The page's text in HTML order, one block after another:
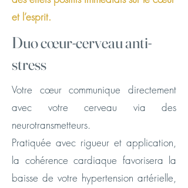
et l’esprit.
Duo cœur-cerveau anti-
stress
Votre cœur communique directement
avec votre cerveau via des
neurotransmetteurs.
Pratiquée avec rigueur et application,
la cohérence cardiaque favorisera la
baisse de votre hypertension artérielle,